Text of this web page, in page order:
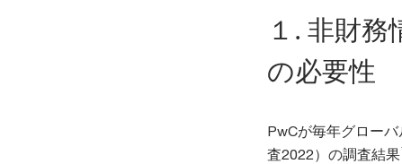
１. 非財
の必要性
PwCが毎年グロー
査2022）の調査結果